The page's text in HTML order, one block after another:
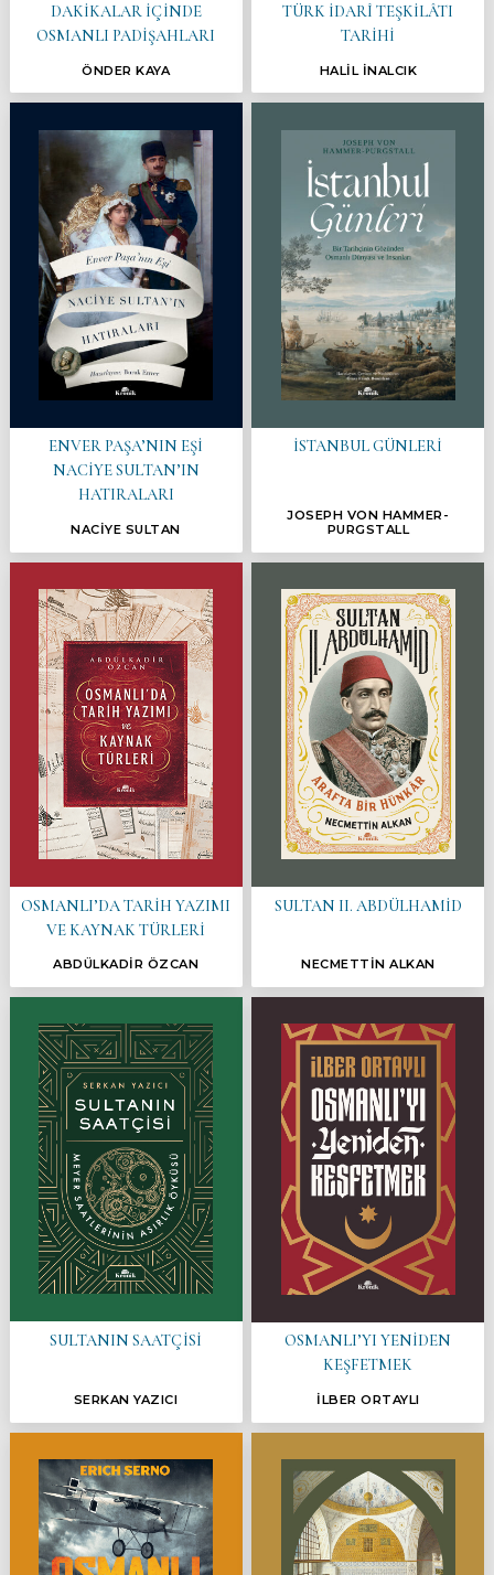
DAKİKALAR İÇİNDE
OSMANLI PADİŞAHLARI
ÖNDER KAYA
TÜRK İDARÎ TEŞKİLÂTI
TARİHİ
HALİL İNALCIK
ENVER PAŞA’NIN EŞİ
NACİYE SULTAN’IN
HATIRALARI
NACİYE SULTAN
İSTANBUL GÜNLERİ
JOSEPH VON HAMMER-
PURGSTALL
OSMANLI’DA TARİH YAZIMI
VE KAYNAK TÜRLERİ
ABDÜLKADİR ÖZCAN
SULTAN II. ABDÜLHAMİD
NECMETTİN ALKAN
SULTANIN SAATÇİSİ
SERKAN YAZICI
OSMANLI’YI YENİDEN
KEŞFETMEK
İLBER ORTAYLI